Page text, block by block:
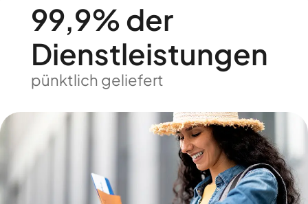
99,9% der
Dienstleistungen
pünktlich geliefert